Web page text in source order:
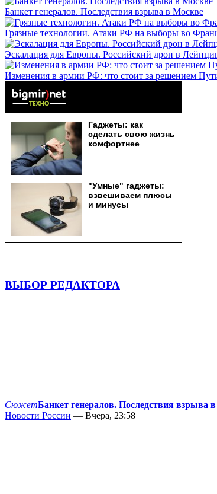
Банкет генералов. Последствия взрыва в Москве
Грязные технологии. Атаки РФ на выборы во
Эскалация для Европы. Российский дрон в
Изменения в армии РФ: что стоит за решением
ВЫБОР РЕДАКТОРА
СюжетБанкет генералов. Последствия взрыва
Новости России — Вчера, 23:58